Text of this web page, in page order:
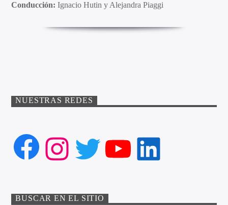
Conducción: Ignacio Hutin y Alejandra Piaggi
NUESTRAS REDES
Facebook
Instagram
Twitter
YouTube
LinkedIn
BUSCAR EN EL SITIO